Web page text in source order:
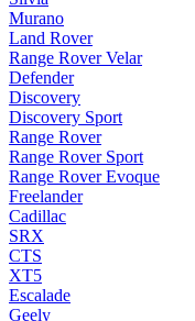
Murano
Land Rover
Range Rover Velar
Defender
Discovery
Discovery Sport
Range Rover
Range Rover Sport
Range Rover Evoque
Freelander
Cadillac
SRX
CTS
XT5
Escalade
Geely